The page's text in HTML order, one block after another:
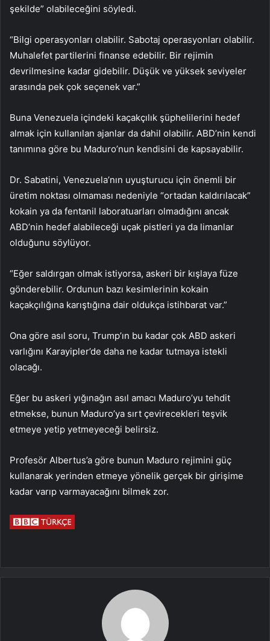
şekilde” olabileceğini söyledi.
“Bilgi operasyonları olabilir. Sabotaj operasyonları olabilir.
Muhalefet partilerini finanse edebilir. Bir rejimin
devrilmesine kadar gidebilir. Düşük ve yüksek seviyeler
arasında pek çok seçenek var.”
Buna Venezuela içindeki kaçakçılık şüphelilerini hedef
almak için kullanılan ajanlar da dahil olabilir. ABD’nin kendi
tanımına göre bu Maduro’nun kendisini de kapsayabilir.
Dr. Sabatini, Venezuela’nın uyuşturucu için önemli bir
üretim noktası olmaması nedeniyle “ortadan kaldırılacak”
kokain ya da fentanil laboratuarları olmadığını ancak
ABD’nin hedef alabileceği uçak pistleri ya da limanlar
olduğunu söylüyor.
“Eğer saldırgan olmak istiyorsa, askeri bir kışlaya füze
gönderebilir. Ordunun bazı kesimlerinin kokain
kaçakçılığına karıştığına dair oldukça istihbarat var.”
Ona göre asıl soru, Trump’ın bu kadar çok ABD askeri
varlığını Karayipler’de daha ne kadar tutmaya istekli
olacağı.
Eğer bu askeri yığınağın asıl amacı Maduro’yu tehdit
etmekse, bunun Maduro’ya sırt çevirecekleri teşvik
etmeye yetip yetmeyeceği belirsiz.
Profesör Albertus’a göre bunun Maduro rejimini güç
kullanarak yerinden etmeye yönelik gerçek bir girişime
kadar varıp varmayacağını bilmek zor.